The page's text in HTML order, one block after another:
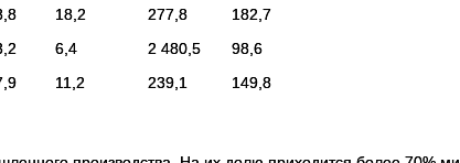
18,2 277,8
182,7
6,4 2 480,5
98,6
11,2 239,1 149,8